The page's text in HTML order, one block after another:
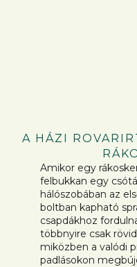
A HÁZI
Amikor egy
felbukkan egy
hálószobában az
boltban kapható
csapdákhoz
többnyire csak
miközben a valódi
padlásokon